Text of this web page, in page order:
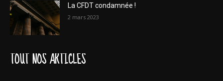
La CFDT condamnée !
2 mars 2023
TOUT NOS ARTICLES